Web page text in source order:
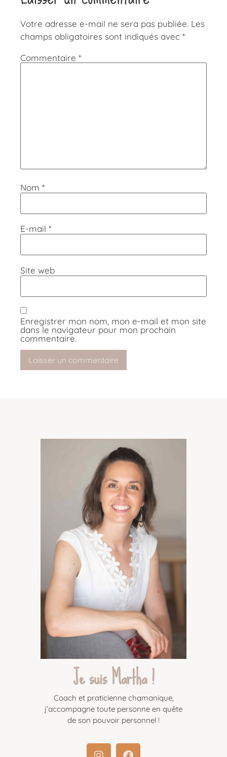
Votre adresse e-mail ne sera pas publiée. Les
champs obligatoires sont indiqués avec *
Commentaire *
Nom *
E-mail *
Site web
Enregistrer mon nom, mon e-mail et mon site
dans le navigateur pour mon prochain
commentaire.
Je suis Martha !
Coach et praticienne chamanique,
j’accompagne toute personne en quête
de son pouvoir personnel !